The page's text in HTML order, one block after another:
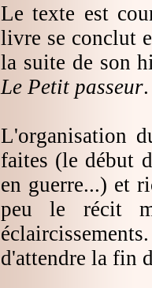
Le texte est
livre se conclut
la suite de son
Le Petit passeur.
L'organisation
faites (le début
en guerre...) et
peu le récit
d'attendre la fin